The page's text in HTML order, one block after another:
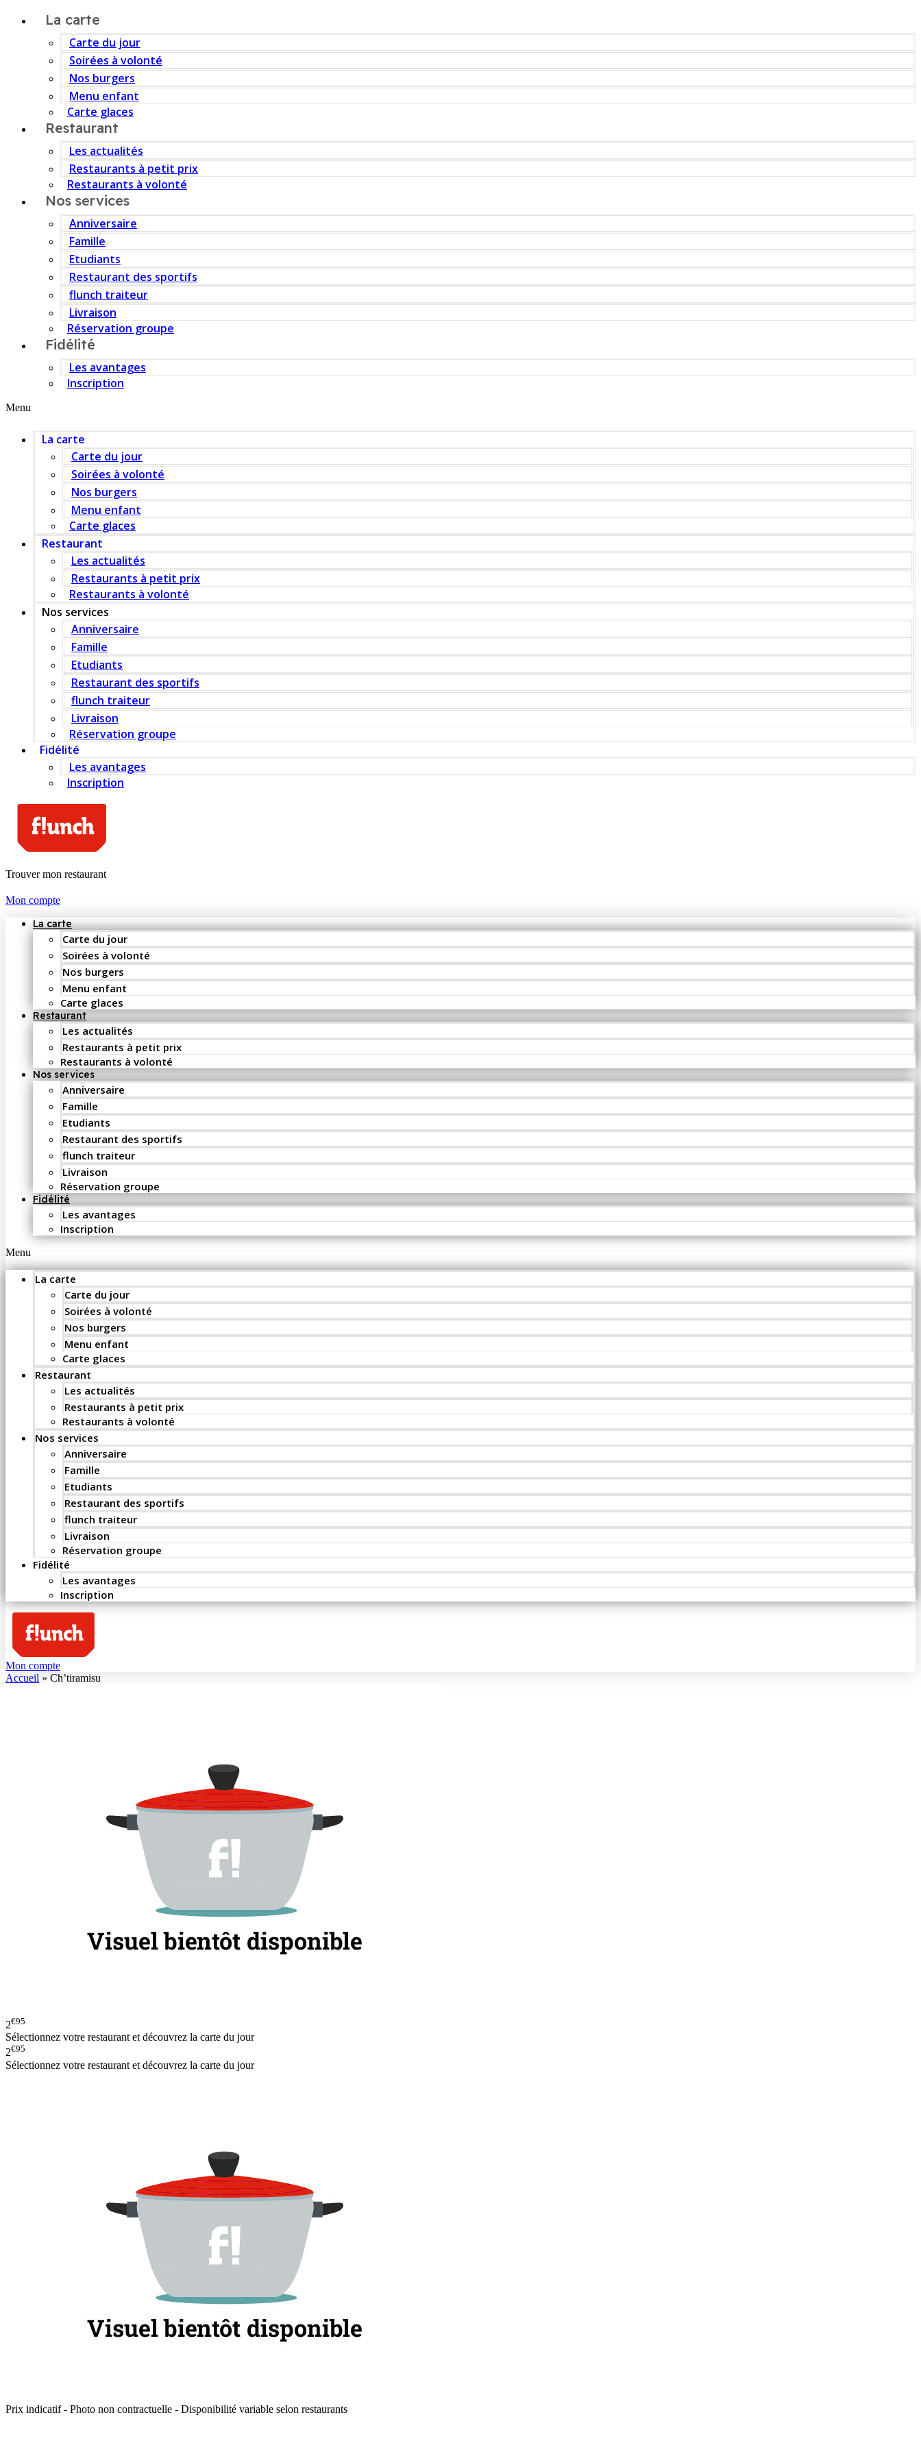
La carte
Carte du jour
Soirées à volonté
Nos burgers
Menu enfant
Carte glaces
Restaurant
Les actualités
Restaurants à petit prix
Restaurants à volonté
Nos services
Anniversaire
Famille
Etudiants
Restaurant des sportifs
flunch traiteur
Livraison
Réservation groupe
Fidélité
Les avantages
Inscription
Menu
La carte
Carte du jour
Soirées à volonté
Nos burgers
Menu enfant
Carte glaces
Restaurant
Les actualités
Restaurants à petit prix
Restaurants à volonté
Nos services
Anniversaire
Famille
Etudiants
Restaurant des sportifs
flunch traiteur
Livraison
Réservation groupe
Fidélité
Les avantages
Inscription
Trouver mon restaurant
Mon compte
La carte
Carte du jour
Soirées à volonté
Nos burgers
Menu enfant
Carte glaces
Restaurant
Les actualités
Restaurants à petit prix
Restaurants à volonté
Nos services
Anniversaire
Famille
Etudiants
Restaurant des sportifs
flunch traiteur
Livraison
Réservation groupe
Fidélité
Les avantages
Inscription
Menu
La carte
Carte du jour
Soirées à volonté
Nos burgers
Menu enfant
Carte glaces
Restaurant
Les actualités
Restaurants à petit prix
Restaurants à volonté
Nos services
Anniversaire
Famille
Etudiants
Restaurant des sportifs
flunch traiteur
Livraison
Réservation groupe
Fidélité
Les avantages
Inscription
Mon compte
Accueil » Ch’tiramisu
2€95
Sélectionnez votre restaurant et découvrez la carte du jour
2€95
Sélectionnez votre restaurant et découvrez la carte du jour
Prix indicatif - Photo non contractuelle - Disponibilité variable selon restaurants